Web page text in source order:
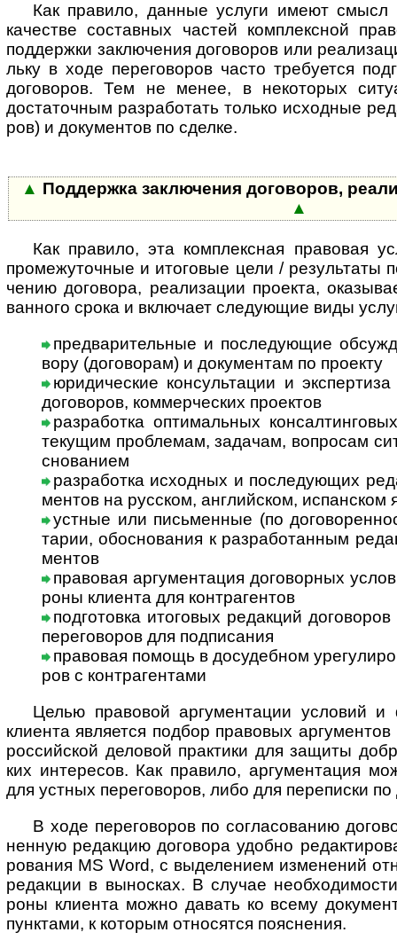
Как правило, данные услуги имеют смысл
каче­стве состав­ных час­тей комп­лекс­ной
под­дер­жки заклю­че­ния дого­во­ров или
льку в ходе пере­гово­ров часто тре­буе­тся
дого­воров. Тем не менее, в неко­то­рых
доста­точ­ным разра­бо­тать только исход­ные
ров) и доку­мен­тов по сделке.
▲ Поддержка заключения договоров,
▲
Как правило, эта комплексная правовая
про­ме­жу­точ­ные и ито­го­вые цели / резу­ль­таты
че­нию дого­вора, реали­за­ции про­екта,
ван­ного срока и вклю­чает сле­дую­щие виды
предварительные и последующие
вору (дого­во­рам) и доку­мен­там по проекту
юридические консультации и
дого­во­ров, ком­мер­чес­ких про­ектов
разработка оптимальных
теку­щим проб­ле­мам, зада­чам, воп­ро­сам
сно­ванием
разработка исходных и последующих
мен­тов на рус­ском, анг­лий­ском, испан­ском
устные или письменные (по
та­рии, обо­сно­ва­ния к раз­ра­бо­тан­ным
ментов
правовая аргументация договорных
роны кли­ента для контр­агентов
подготовка итоговых редакций
пере­го­во­ров для под­пи­сания
правовая помощь в досудебном
ров с контр­агентами
Целью правовой аргументации условий и
кли­ента явля­ется под­бор пра­во­вых
рос­сий­ской дело­вой прак­тики для защиты
ких инте­ре­сов. Как пра­вило, аргу­мен­та­ция
для уст­ных пере­го­во­ров, либо для пере­писки по
В ходе переговоров по согласованию
нен­ную редак­цию дого­вора удо­бно
ро­ва­ния MS Word, с выде­ле­нием изме­не­ний
редак­ции в выно­сках. В слу­чае
роны кли­ента можно давать ко всему
пунк­тами, к кото­рым отно­ся­тся пояс­нения.